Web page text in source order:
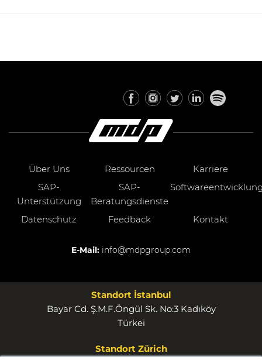
Über Uns Ressourcen
Karriere
SAP-
Unterstützung
SAP-
Beratungsdienste
Datenschutz Feedback Kontakt
E-Mail: info@mdpgroup.com
Standort İstanbul
Bayar Cd. Ş.M.F.Öngül Sk. No:3 Kadıköy
Türkei
Standort Zürich